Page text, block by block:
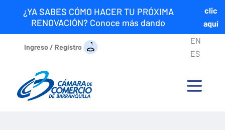
¿YA SABES CÓMO HACER TU PRÓXIMA
RENOVACIÓN? Conoce más dando
clic
aquí
Ingreso / Registro
EN
ES